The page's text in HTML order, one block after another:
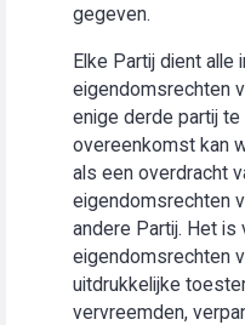
gegeven.
Elke Partij dient alle
eigendomsrechten
enige derde partij
overeenkomst kan
als een overdracht
eigendomsrechten
andere Partij. Het is
eigendomsrechten
uitdrukkelijke
vervreemden,